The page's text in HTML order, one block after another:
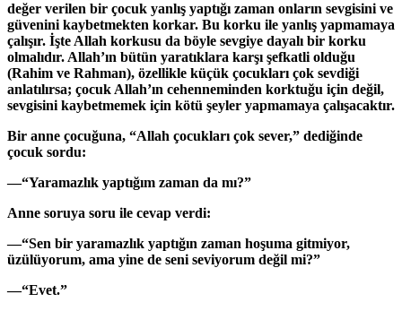
değer verilen bir çocuk yanlış yaptığı zaman onların sevgisini ve
güvenini kaybetmekten korkar. Bu korku ile yanlış yapmamaya
çalışır. İşte Allah korkusu da böyle sevgiye dayalı bir korku
olmalıdır. Allah’ın bütün yaratıklara karşı şefkatli olduğu
(Rahim ve Rahman), özellikle küçük çocukları çok sevdiği
anlatılırsa; çocuk Allah’ın cehenneminden korktuğu için değil,
sevgisini kaybetmemek için kötü şeyler yapmamaya çalışacaktır.
Bir anne çocuğuna, “Allah çocukları çok sever,” dediğinde
çocuk sordu:
—“Yaramazlık yaptığım zaman da mı?”
Anne soruya soru ile cevap verdi:
—“Sen bir yaramazlık yaptığın zaman hoşuma gitmiyor,
üzülüyorum, ama yine de seni seviyorum değil mi?”
—“Evet.”